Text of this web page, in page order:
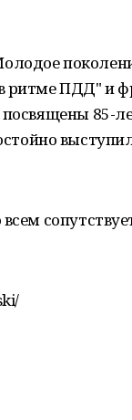
ритме ПДД" и
посвящены